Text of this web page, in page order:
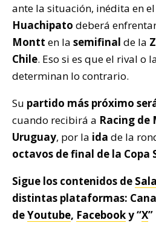
ante la situación, inédita en
Huachipato deberá
Montt en la semifinal de la
Chile. Eso si es que el rival o
determinan lo contrario.
Su partido más próximo
cuando recibirá a Racing de
Uruguay, por la ida de la
octavos de final de la Copa
Sigue los contenidos de
distintas plataformas:
deYoutube, Facebooky “X”